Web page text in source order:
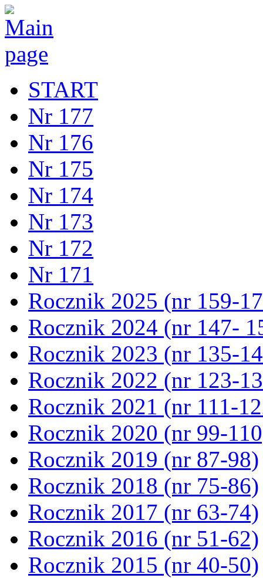
START
Nr 177
Nr 176
Nr 175
Nr 174
Nr 173
Nr 172
Nr 171
Rocznik 2025 (nr 159-
Rocznik 2024 (nr 147-
Rocznik 2023 (nr 135-
Rocznik 2022 (nr 123-
Rocznik 2021 (nr 111-
Rocznik 2020 (nr 99-
Rocznik 2019 (nr 87-98)
Rocznik 2018 (nr 75-86)
Rocznik 2017 (nr 63-74)
Rocznik 2016 (nr 51-62)
Rocznik 2015 (nr 40-50)